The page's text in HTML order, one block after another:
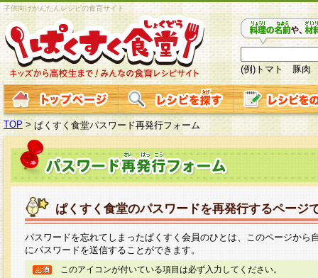
子供向けかんたんレシピの食育サイト
(例)トマト 豚肉
TOP > ぱくすく食堂パスワード再発行フォーム
ぱくすく食堂のパスワードを再発行するページ
パスワードを忘れてしまったぱくすく会員のひとは、このページから
にパスワードを送信することができます。
このアイコンが付いている項目は必ず入力してください。